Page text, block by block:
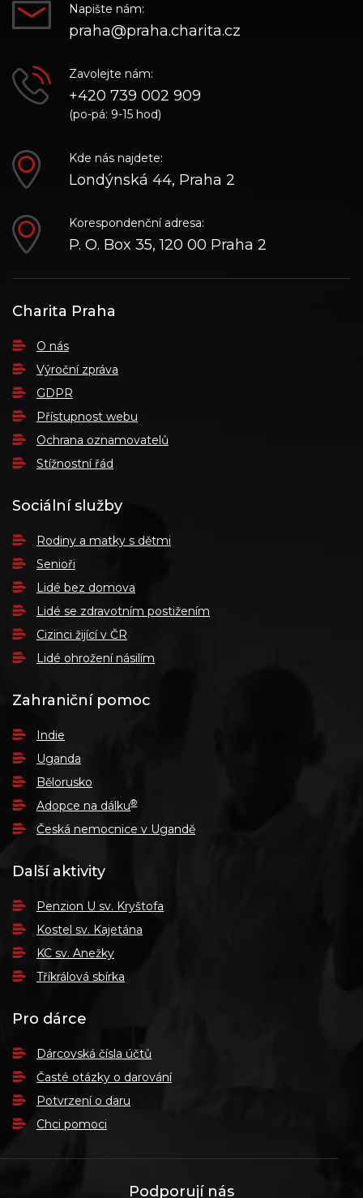
Napište nám:
praha@praha.charita.cz
Zavolejte nám:
+420 739 002 909
(po-pá: 9-15 hod)
Kde nás najdete:
Londýnská 44, Praha 2
Korespondenční adresa:
P. O. Box 35, 120 00 Praha 2
Charita Praha
O nás
Výroční zpráva
GDPR
Přístupnost webu
Ochrana oznamovatelů
Stížnostní řád
Sociální služby
Rodiny a matky s dětmi
Senioři
Lidé bez domova
Lidé se zdravotním postižením
Cizinci žijící v ČR
Lidé ohrožení násilím
Zahraniční pomoc
Indie
Uganda
Bělorusko
Adopce na dálku®
Česká nemocnice v Ugandě
Další aktivity
Penzion U sv. Kryštofa
Kostel sv. Kajetána
KC sv. Anežky
Tříkrálová sbírka
Pro dárce
Dárcovská čísla účtů
Časté otázky o darování
Potvrzení o daru
Chci pomoci
Podporují nás